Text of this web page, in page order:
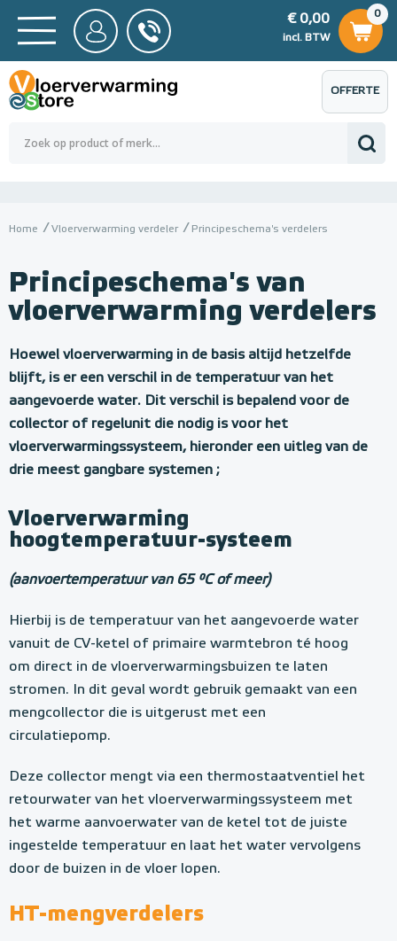
BTW
0,00
0
€ 0,00
incl. BTW
€ 0,00
OFFERTE
AANVRAGEN
Home Vloerverwarming verdeler Principeschema's verdelers
Principeschema's van
vloerverwarming verdelers
Hoewel vloerverwarming in de basis altijd hetzelfde
blijft, is er een verschil in de temperatuur van het
aangevoerde water. Dit verschil is bepalend voor de
collector of regelunit die nodig is voor het
vloerverwarmingssysteem, hieronder een uitleg van de
drie meest gangbare systemen ;
Vloerverwarming
hoogtemperatuur-systeem
(aanvoertemperatuur van 65 °C of meer)
Hierbij is de temperatuur van het aangevoerde water
vanuit de CV-ketel of primaire warmtebron té hoog
om direct in de vloerverwarmingsbuizen te laten
stromen. In dit geval wordt gebruik gemaakt van een
mengcollector die is uitgerust met een
circulatiepomp.
Deze collector mengt via een thermostaatventiel het
retourwater van het vloerverwarmingssysteem met
het warme aanvoerwater van de ketel tot de juiste
ingestelde temperatuur en laat het water vervolgens
door de buizen in de vloer lopen.
HT-mengverdelers